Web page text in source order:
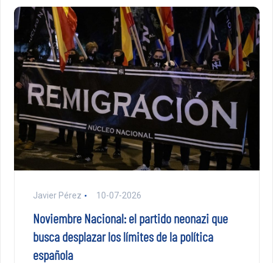
Javier Pérez 10-07-2026
Noviembre Nacional: el partido neonazi que
busca desplazar los límites de la política
española